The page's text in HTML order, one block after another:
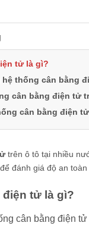
tử là gì?
thống cân bằng
cân bằng điện tử
cân bằng điện tử
trên ô tô tại nhiều
đánh giá độ an
điện tử là gì?
cân bằng điện